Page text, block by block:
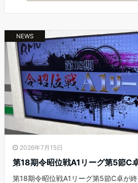
NEWS
2026年7月15日
第18期令昭位戦A1リーグ第5節C
第18期令昭位戦A1リーグ第5節C卓が